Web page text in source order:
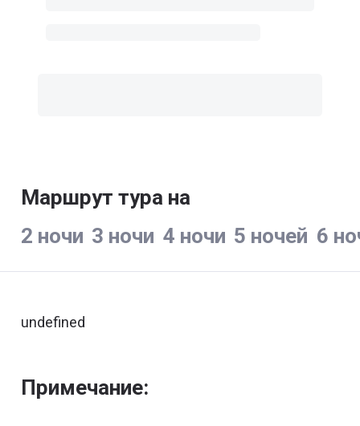
Маршрут тура на
2 ночи 3 ночи 4 ночи 5 ночей 6
undefined
Примечание: